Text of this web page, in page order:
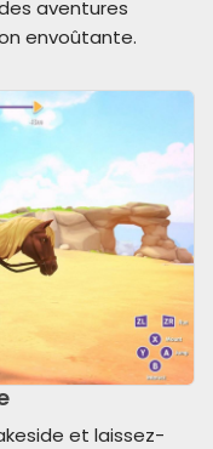
aventures
envoûtante.
et laissez-